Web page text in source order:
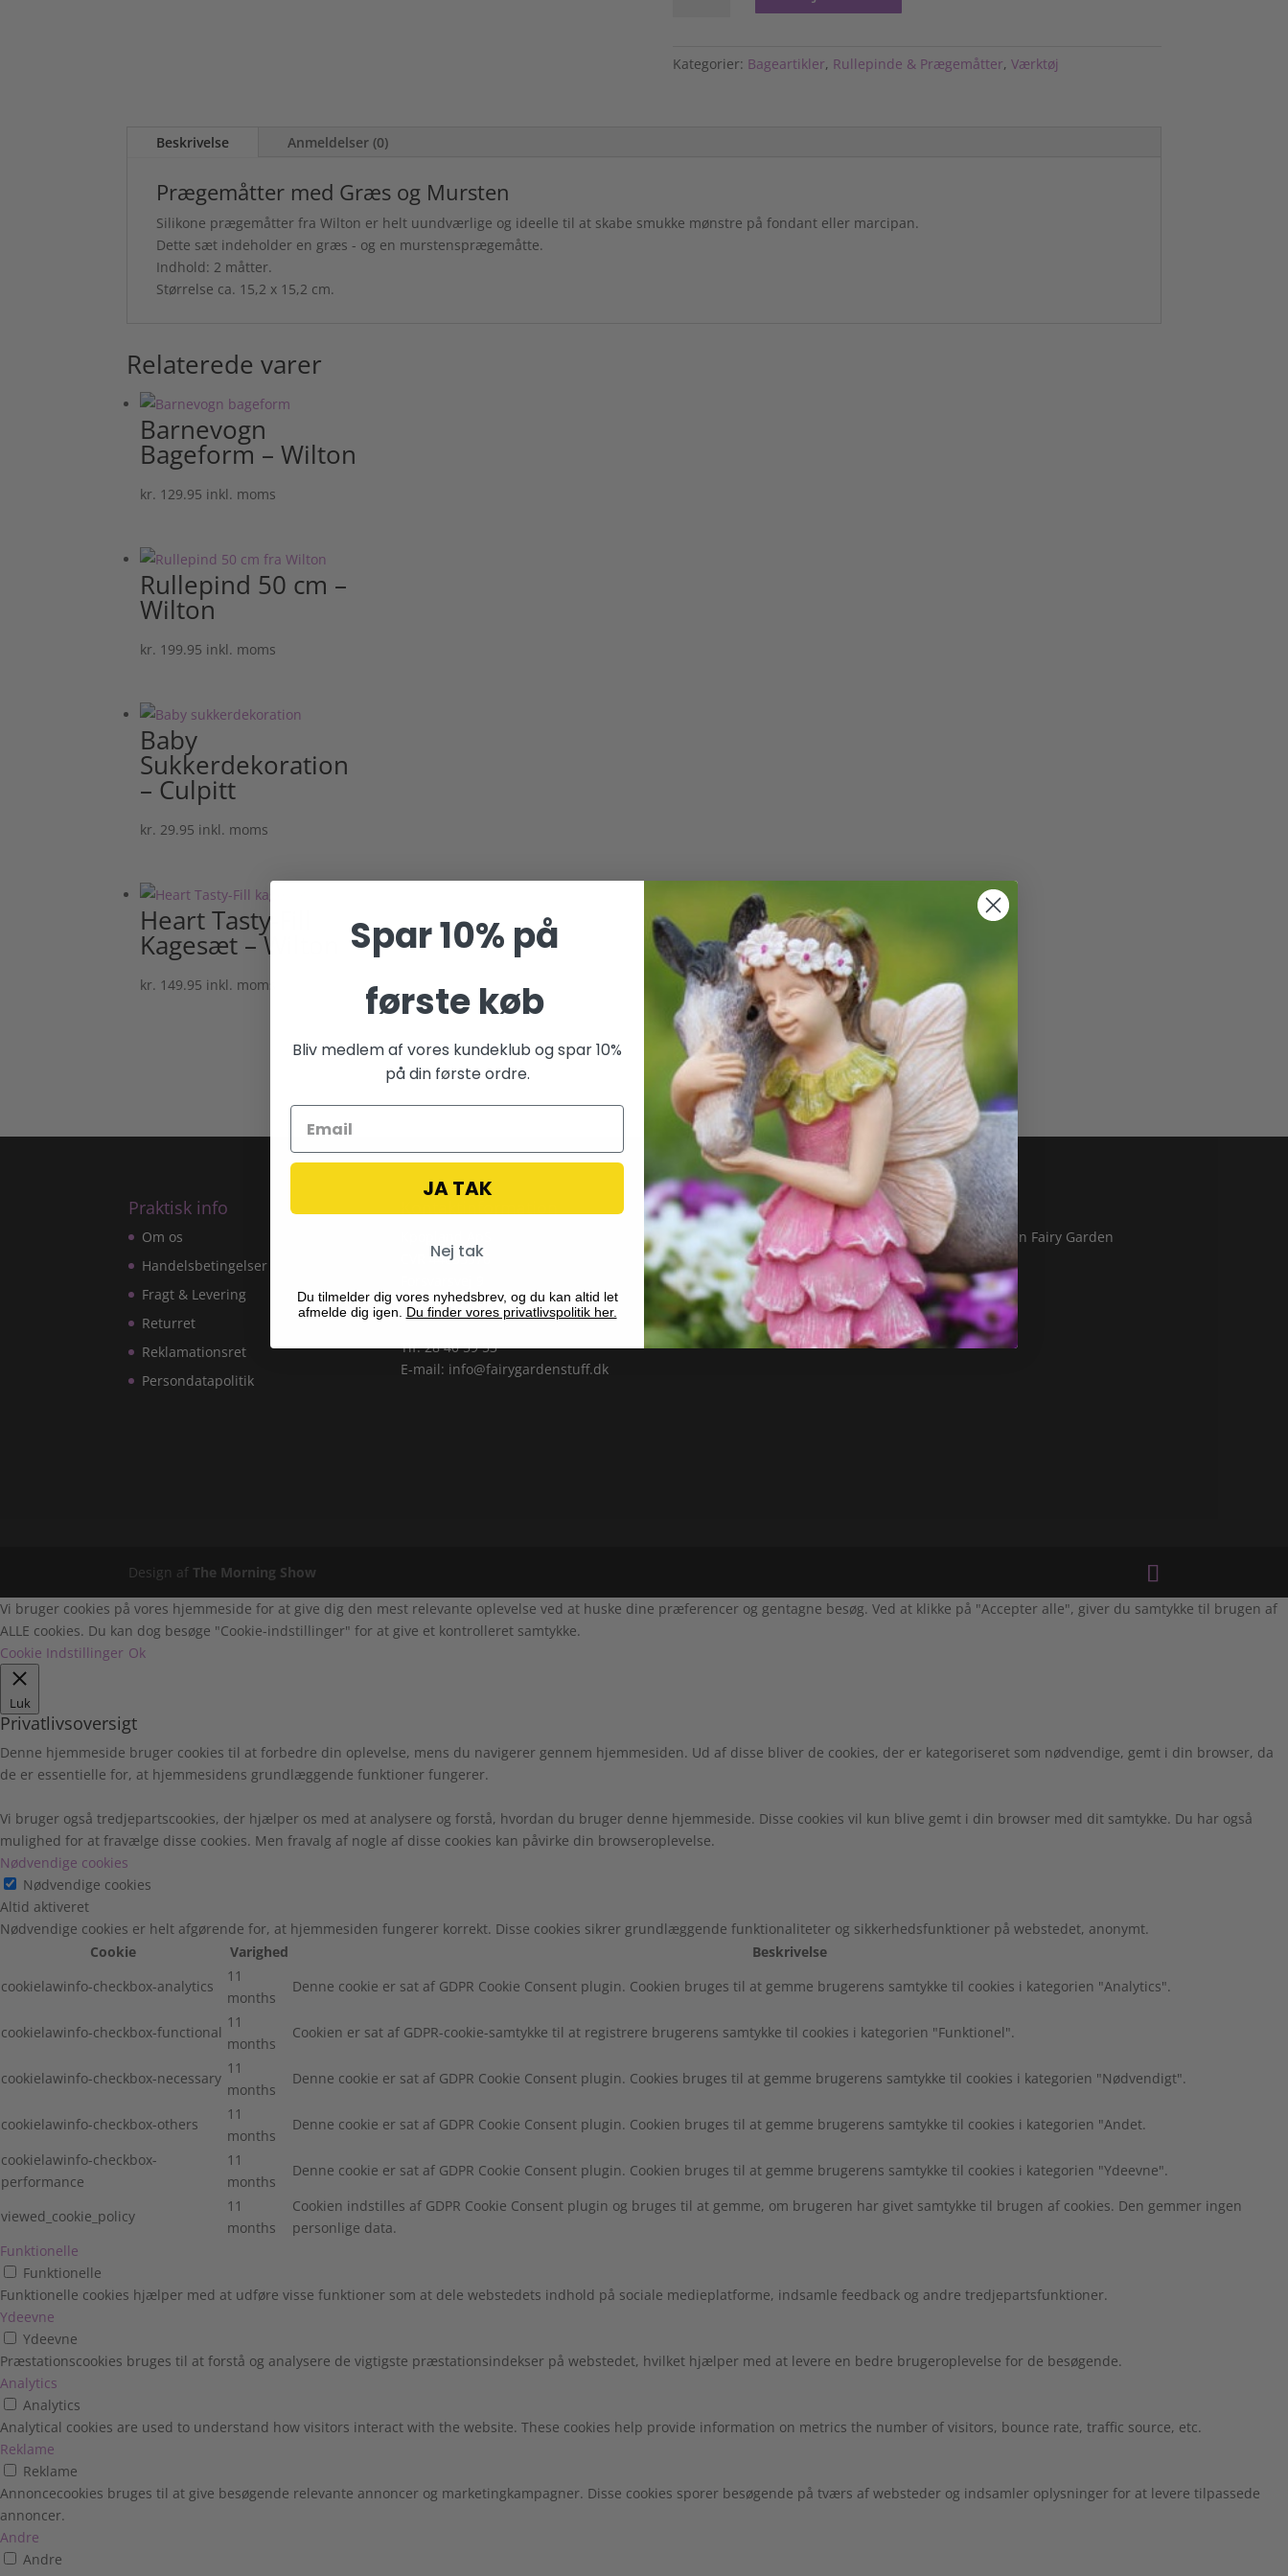
Mursten
Kategorier: Bageartikler, Rullepinde & Prægemåtter, Værktøj
Beskrivelse Anmeldelser (0)
Prægemåtter med Græs og Mursten
Silikone prægemåtter fra Wilton er helt uundværlige og ideelle til at skabe smukke mønstre på fondant eller marcipan.
Dette sæt indeholder en græs - og en murstensprægemåtte.
Indhold: 2 måtter.
Størrelse ca. 15,2 x 15,2 cm.
Relaterede varer
Barnevogn
Bageform – Wilton
kr. 129.95 inkl. moms
Rullepind 50 cm –
Wilton
kr. 199.95 inkl. moms
Baby
Sukkerdekoration
– Culpitt
kr. 29.95 inkl. moms
Heart Tasty-Fill
Kagesæt – Wilton
kr. 149.95 inkl. moms
Praktisk info
Om os
Handelsbetingelser
Fragt & Levering
Returret
Reklamationsret
Persondatapolitik
CVR 44835576
2860 Søborg
Tlf: 28 40 59 53
E-mail: info@fairygardenstuff.dk
Betalingsmetoder Blog
Hvad er en Fairy Garden
Design af The Morning Show
Vi bruger cookies på vores hjemmeside for at give dig den mest relevante oplevelse ved at huske dine præferencer og gentagne besøg. Ved at klikke på "Accepter alle", giver du samtykke til brugen af
ALLE cookies. Du kan dog besøge "Cookie-indstillinger" for at give et kontrolleret samtykke.
Cookie Indstillinger Ok
Luk
Privatlivsoversigt
Denne hjemmeside bruger cookies til at forbedre din oplevelse, mens du navigerer gennem hjemmesiden. Ud af disse bliver de cookies, der er kategoriseret som nødvendige, gemt i din browser, da
de er essentielle for, at hjemmesidens grundlæggende funktioner fungerer.
Vi bruger også tredjepartscookies, der hjælper os med at analysere og forstå, hvordan du bruger denne hjemmeside. Disse cookies vil kun blive gemt i din browser med dit samtykke. Du har også
mulighed for at fravælge disse cookies. Men fravalg af nogle af disse cookies kan påvirke din browseroplevelse.
Nødvendige cookies
Nødvendige cookies
Altid aktiveret
Nødvendige cookies er helt afgørende for, at hjemmesiden fungerer korrekt. Disse cookies sikrer grundlæggende funktionaliteter og sikkerhedsfunktioner på webstedet, anonymt.
Cookie
Varighed
Beskrivelse
cookielawinfo-checkbox-analytics
11
months
Denne cookie er sat af GDPR Cookie Consent plugin. Cookien bruges til at gemme brugerens samtykke til cookies i kategorien "Analytics".
cookielawinfo-checkbox-functional
11
months
Cookien er sat af GDPR-cookie-samtykke til at registrere brugerens samtykke til cookies i kategorien "Funktionel".
cookielawinfo-checkbox-necessary
11
months
Denne cookie er sat af GDPR Cookie Consent plugin. Cookies bruges til at gemme brugerens samtykke til cookies i kategorien "Nødvendigt".
cookielawinfo-checkbox-others
11
months
Denne cookie er sat af GDPR Cookie Consent plugin. Cookien bruges til at gemme brugerens samtykke til cookies i kategorien "Andet.
cookielawinfo-checkbox-
performance
11
months
Denne cookie er sat af GDPR Cookie Consent plugin. Cookien bruges til at gemme brugerens samtykke til cookies i kategorien "Ydeevne".
viewed_cookie_policy
11
months
Cookien indstilles af GDPR Cookie Consent plugin og bruges til at gemme, om brugeren har givet samtykke til brugen af cookies. Den gemmer ingen
personlige data.
Funktionelle
Funktionelle
Funktionelle cookies hjælper med at udføre visse funktioner som at dele webstedets indhold på sociale medieplatforme, indsamle feedback og andre tredjepartsfunktioner.
Ydeevne
Ydeevne
Præstationscookies bruges til at forstå og analysere de vigtigste præstationsindekser på webstedet, hvilket hjælper med at levere en bedre brugeroplevelse for de besøgende.
Analytics
Analytics
Analytical cookies are used to understand how visitors interact with the website. These cookies help provide information on metrics the number of visitors, bounce rate, traffic source, etc.
Reklame
Reklame
Annoncecookies bruges til at give besøgende relevante annoncer og marketingkampagner. Disse cookies sporer besøgende på tværs af websteder og indsamler oplysninger for at levere tilpassede
annoncer.
Andre
Andre
Spar 10% på
første køb
Bliv medlem af vores kundeklub og spar 10%
på din første ordre.
JA TAK
Nej tak
Du tilmelder dig vores nyhedsbrev, og du kan altid let
afmelde dig igen. Du finder vores privatlivspolitik her.